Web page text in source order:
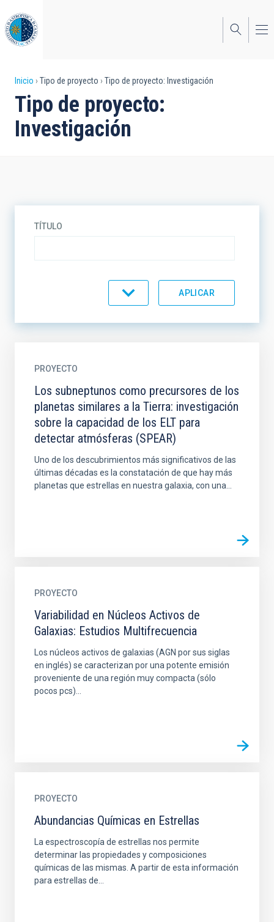
al
contenido
principal
Sobrescribir
enlaces
de
Inicio Tipo de proyecto Tipo de proyecto: Investigación
Tipo de proyecto:
Investigación
TÍTULO
PROYECTO
Los subneptunos como precursores de los
planetas similares a la Tierra: investigación
sobre la capacidad de los ELT para
detectar atmósferas (SPEAR)
Uno de los descubrimientos más significativos de las
últimas décadas es la constatación de que hay más
planetas que estrellas en nuestra galaxia, con una...
PROYECTO
Variabilidad en Núcleos Activos de
Galaxias: Estudios Multifrecuencia
Los núcleos activos de galaxias (AGN por sus siglas
en inglés) se caracterizan por una potente emisión
proveniente de una región muy compacta (sólo
pocos pcs)...
PROYECTO
Abundancias Químicas en Estrellas
La espectroscopía de estrellas nos permite
determinar las propiedades y composiciones
químicas de las mismas. A partir de esta información
para estrellas de...